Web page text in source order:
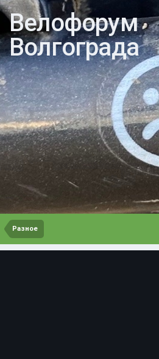
Велофорум
Волгограда
Разное